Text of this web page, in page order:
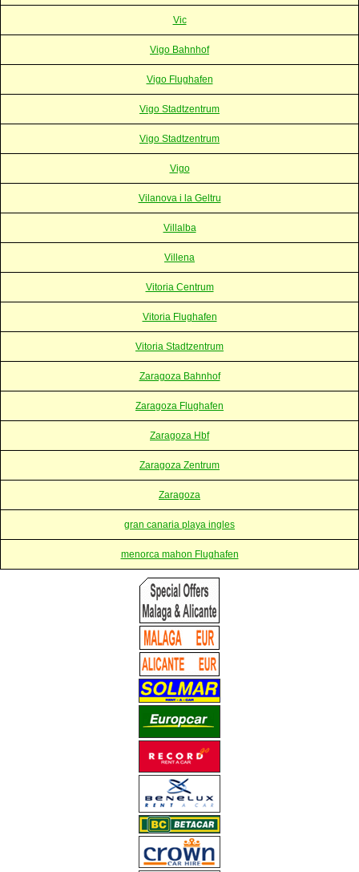
Vic
Vigo Bahnhof
Vigo Flughafen
Vigo Stadtzentrum
Vigo Stadtzentrum
Vigo
Vilanova i la Geltru
Villalba
Villena
Vitoria Centrum
Vitoria Flughafen
Vitoria Stadtzentrum
Zaragoza Bahnhof
Zaragoza Flughafen
Zaragoza Hbf
Zaragoza Zentrum
Zaragoza
gran canaria playa ingles
menorca mahon Flughafen